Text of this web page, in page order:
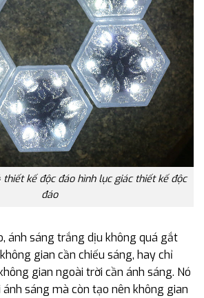
kế độc đáo hình lục giác thiết kế độc
đáo
ánh sáng trắng dịu không quá gắt
gian cần chiếu sáng, hay chỉ
gian ngoài trời cần ánh sáng. Nó
sáng mà còn tạo nên không gian